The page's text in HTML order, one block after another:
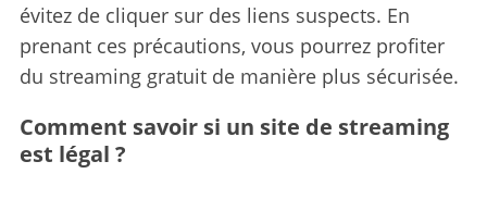
évitez de cliquer sur des liens suspects. En
prenant ces précautions, vous pourrez profiter
du streaming gratuit de manière plus sécurisée.
Comment savoir si un site de streaming
est légal ?